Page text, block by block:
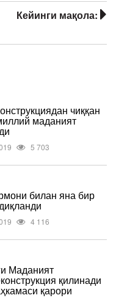
Кейинги мақола:
чиққан
маданият
5 703
билан яна бир
4 116
Маданият
қилинади
қарори